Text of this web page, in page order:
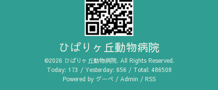
ひばりヶ丘動物病院
©2026 ひばりヶ丘動物病院. All Rights Reserved.
Today: 173 / Yesterday: 656 / Total: 486508
Powered by グーペ/ Admin / RSS